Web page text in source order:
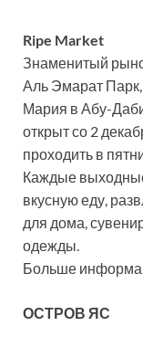
Ripe Market
Знаменитый
Аль Эмарат Парк,
Мария в Абу-
открыт со 2
проходить в
Каждые выходные
вкусную еду,
для дома,
одежды.
Больше
ОСТРОВ ЯС